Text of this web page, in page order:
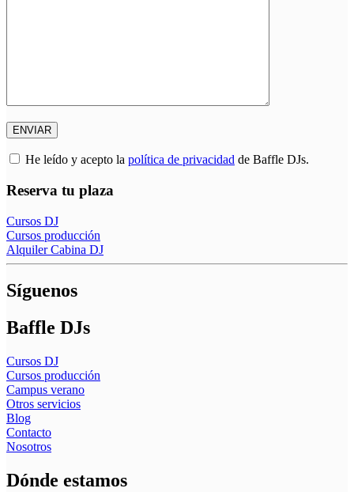
He leído y acepto la política de privacidad de Baffle DJs.
Reserva tu plaza
Cursos DJ
Cursos producción
Alquiler Cabina DJ
Síguenos
Baffle DJs
Cursos DJ
Cursos producción
Campus verano
Otros servicios
Blog
Contacto
Nosotros
Dónde estamos